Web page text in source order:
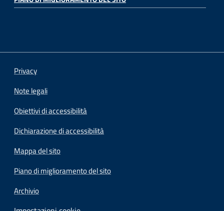
Privacy
Note legali
Obiettivi di accessibilità
Dichiarazione di accessibilità
Mappa del sito
Piano di miglioramento del sito
Archivio